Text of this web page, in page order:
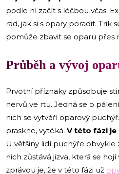
podle ní začít s léčbou včas.
rad, jak si s opary poradit. Trik
pomůže zbavit se oparu přes
Průběh a vývoj
Prvotní příznaky způsobuje
nervů ve rtu. Jedná se o
nich se vytváří oparový
praskne, vytéká. V této fázi je
U většiny lidí puchýře obvykle
nich zůstává jizva, která se
zprávou je, že v této fázi už